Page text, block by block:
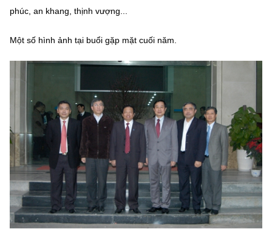
phúc, an khang, thịnh vượng...
Một số hình ảnh tại buổi gặp mặt cuối năm.